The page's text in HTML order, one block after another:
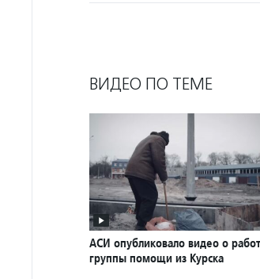
ВИДЕО ПО ТЕМЕ
АСИ опубликовало видео о
группы помощи из Курска